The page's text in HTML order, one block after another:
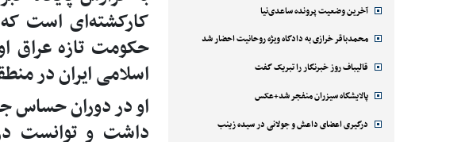
آخرین وضعیت پرونده ساعدی‌نیا
محمدباقر خرازی به دادگاه ویژه روحانیت احضار شد
قالیباف روز خبرنگار را تبریک گفت
پالایشگاه سیزران منفجر شد+عکس
درگیری اعضای داعش و جولانی در سیده زینب
کارکشته‌ای است
حکومت تازه عراق
اسلامی ایران در
او در دوران حساس
داشت و توانست